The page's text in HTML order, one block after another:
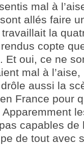
mal à
allés faire
la
copte
Et oui, ce ne
mal à
aussi la
France pour
capables de
de tout avec